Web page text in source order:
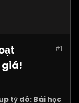
#1
tỷ đô: Bài học